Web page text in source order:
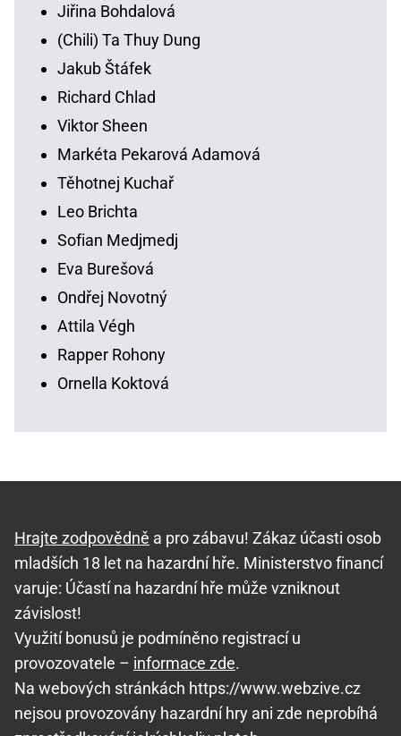
Jiřina Bohdalová
(Chili) Ta Thuy Dung
Jakub Štáfek
Richard Chlad
Viktor Sheen
Markéta Pekarová Adamová
Těhotnej Kuchař
Leo Brichta
Sofian Medjmedj
Eva Burešová
Ondřej Novotný
Attila Végh
Rapper Rohony
Ornella Koktová
Hrajte zodpovědně a pro zábavu! Zákaz účasti osob
mladších 18 let na hazardní hře. Ministerstvo financí
varuje: Účastí na hazardní hře může vzniknout
závislost!
Využití bonusů je podmíněno registrací u
provozovatele – informace zde.
Na webových stránkách https://www.webzive.cz
nejsou provozovány hazardní hry ani zde neprobíhá